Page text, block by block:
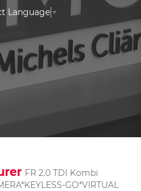
Language ▼
FR 2.0 TDI Kombi
GO*VIRTUAL